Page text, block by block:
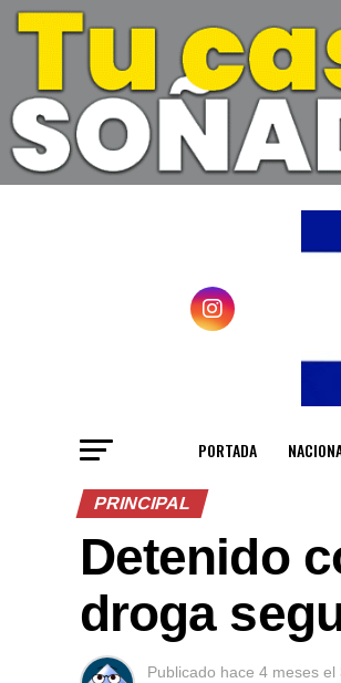
PORTADA
PRINCIPAL
Detenido
droga
Publicado hace 4 meses el